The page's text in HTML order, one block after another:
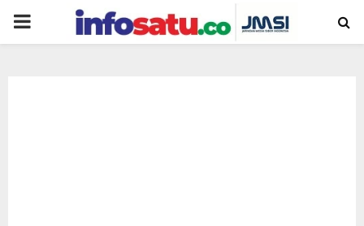
PRIMARY